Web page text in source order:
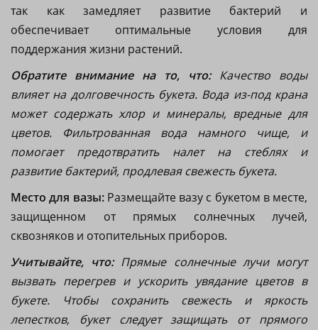
так как замедляет развитие бактерий и
обеспечивает оптимальные условия для
поддержания жизни растений.
Обратите внимание на то, что: Качество воды
влияет на долговечность букета. Вода из-под крана
может содержать хлор и минералы, вредные для
цветов. Фильтрованная вода намного чище, и
помогает предотвратить налет на стеблях и
развитие бактерий, продлевая свежесть букета.
Место для вазы:Размещайте вазу с букетом в месте,
защищенном от прямых солнечных лучей,
сквозняков и отопительных приборов.
Учитывайте, что:Прямые солнечные лучи могут
вызвать перегрев и ускорить увядание цветов в
букете. Чтобы сохранить свежесть и яркость
лепестков, букет следует защищать от прямого